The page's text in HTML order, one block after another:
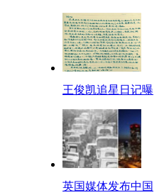
王俊凯追星日记曝
英国媒体发布中国